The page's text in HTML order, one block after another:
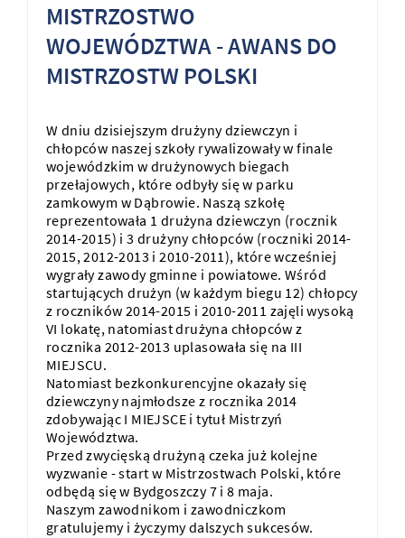
MISTRZOSTWO
WOJEWÓDZTWA - AWANS DO
MISTRZOSTW POLSKI
W dniu dzisiejszym drużyny dziewczyn i
chłopców naszej szkoły rywalizowały w finale
wojewódzkim w drużynowych biegach
przełajowych, które odbyły się w parku
zamkowym w Dąbrowie. Naszą szkołę
reprezentowała 1 drużyna dziewczyn (rocznik
2014-2015) i 3 drużyny chłopców (roczniki 2014-
2015, 2012-2013 i 2010-2011), które wcześniej
wygrały zawody gminne i powiatowe. Wśród
startujących drużyn (w każdym biegu 12) chłopcy
z roczników 2014-2015 i 2010-2011 zajęli wysoką
VI lokatę, natomiast drużyna chłopców z
rocznika 2012-2013 uplasowała się na III
MIEJSCU.
Natomiast bezkonkurencyjne okazały się
dziewczyny najmłodsze z rocznika 2014
zdobywając I MIEJSCE i tytuł Mistrzyń
Województwa.
Przed zwycięską drużyną czeka już kolejne
wyzwanie - start w Mistrzostwach Polski, które
odbędą się w Bydgoszczy 7 i 8 maja.
Naszym zawodnikom i zawodniczkom
gratulujemy i życzymy dalszych sukcesów.